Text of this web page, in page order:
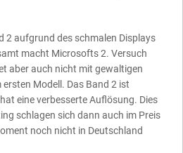
2 aufgrund des schmalen Displays
macht Microsofts 2. Versuch
aber auch nicht mit gewaltigen
Modell. Das Band 2 ist
eine verbesserte Auflösung. Dies
schlagen sich dann auch im Preis
noch nicht in Deutschland